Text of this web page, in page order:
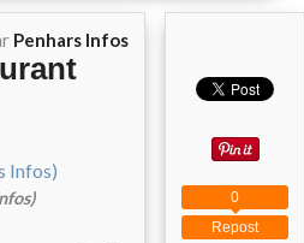
Penhars Infos
Repost
0